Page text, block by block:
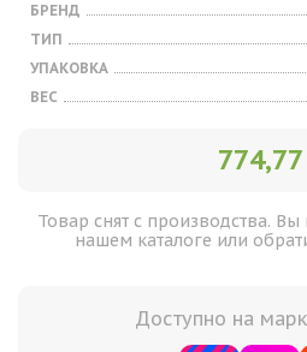
БРЕНД
ТИП
УПАКОВКА
ВЕС
774,77
Товар снят с производства.
нашем каталоге или
Доступно на